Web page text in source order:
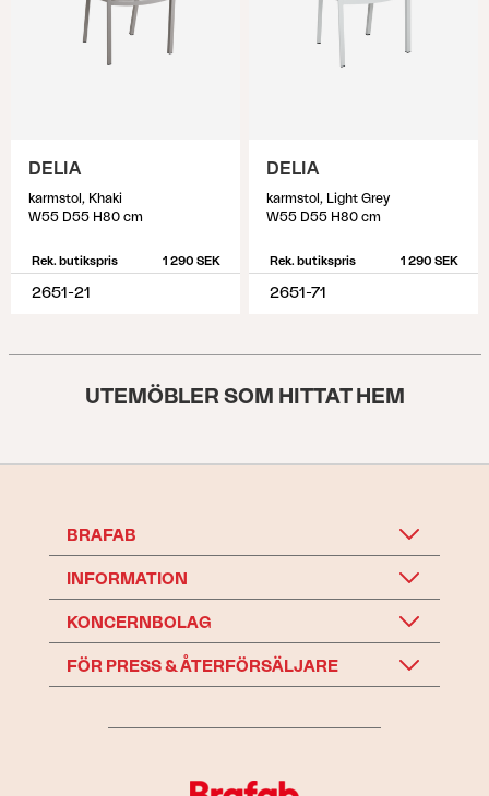
DELIA
karmstol, Khaki
W55 D55 H80 cm
Rek. butikspris 1 290 SEK
2651-21
DELIA
karmstol, Light Grey
W55 D55 H80 cm
Rek. butikspris 1 290 SEK
2651-71
UTEMÖBLER SOM HITTAT HEM
BRAFAB
INFORMATION
KONCERNBOLAG
FÖR PRESS & ÅTERFÖRSÄLJARE